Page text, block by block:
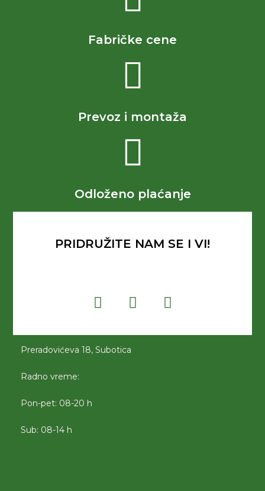
Fabričke cene
Prevoz i montaža
Odloženo plaćanje
PRIDRUŽITE NAM SE I VI!
Preradovićeva 18, Subotica
Radno vreme:
Pon-pet: 08-20 h
Sub: 08-14 h